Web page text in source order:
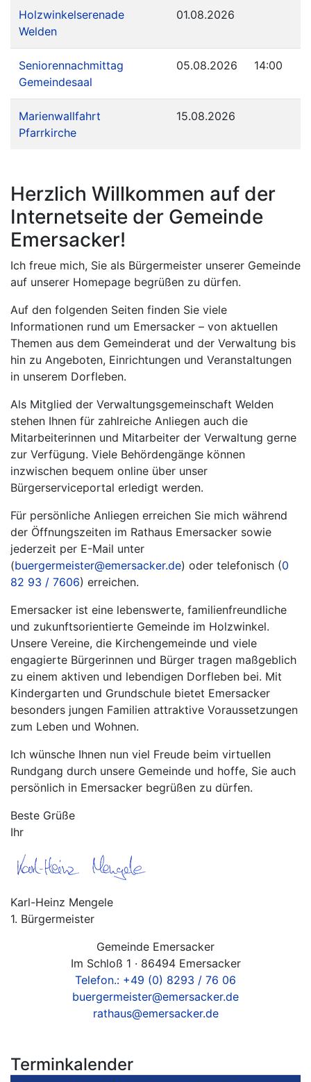
Holzwinkelserenade
Welden
01.08.2026
Seniorennachmittag
Gemeindesaal
05.08.2026 14:00
Marienwallfahrt
Pfarrkirche
15.08.2026
Herzlich Willkommen auf der
Internetseite der Gemeinde
Emersacker!
Ich freue mich, Sie als Bürgermeister unserer Gemeinde
auf unserer Homepage begrüßen zu dürfen.
Auf den folgenden Seiten finden Sie viele
Informationen rund um Emersacker – von aktuellen
Themen aus dem Gemeinderat und der Verwaltung bis
hin zu Angeboten, Einrichtungen und Veranstaltungen
in unserem Dorfleben.
Als Mitglied der Verwaltungsgemeinschaft Welden
stehen Ihnen für zahlreiche Anliegen auch die
Mitarbeiterinnen und Mitarbeiter der Verwaltung gerne
zur Verfügung. Viele Behördengänge können
inzwischen bequem online über unser
Bürgerserviceportal erledigt werden.
Für persönliche Anliegen erreichen Sie mich während
der Öffnungszeiten im Rathaus Emersacker sowie
jederzeit per E-Mail unter
(buergermeister@emersacker.de) oder telefonisch (0
82 93 / 7606) erreichen.
Emersacker ist eine lebenswerte, familienfreundliche
und zukunftsorientierte Gemeinde im Holzwinkel.
Unsere Vereine, die Kirchengemeinde und viele
engagierte Bürgerinnen und Bürger tragen maßgeblich
zu einem aktiven und lebendigen Dorfleben bei. Mit
Kindergarten und Grundschule bietet Emersacker
besonders jungen Familien attraktive Voraussetzungen
zum Leben und Wohnen.
Ich wünsche Ihnen nun viel Freude beim virtuellen
Rundgang durch unsere Gemeinde und hoffe, Sie auch
persönlich in Emersacker begrüßen zu dürfen.
Beste Grüße
Ihr
Karl-Heinz Mengele
1. Bürgermeister
Gemeinde Emersacker
Im Schloß 1 · 86494 Emersacker
Telefon.: +49 (0) 8293 / 76 06
buergermeister@emersacker.de
rathaus@emersacker.de
Terminkalender